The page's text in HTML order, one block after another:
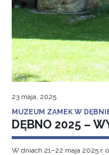
23 maja, 2025
MUZEUM ZAMEK W
DĘBNO 2025 –
W dniach 21–22 maja 2025 r.